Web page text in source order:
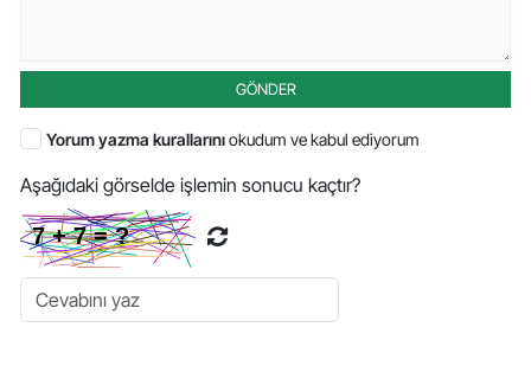
GÖNDER
Yorum yazma kurallarınıokudum ve kabul ediyorum
Aşağıdaki görselde işlemin sonucu kaçtır?